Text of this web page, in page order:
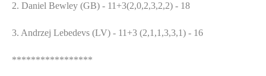
2. Daniel Bewley (GB) - 11 +3(2,0,2,3,2,2) - 18
3. Andrzej Lebedevs (LV) - 11 +3 (2,1,1,3,3,1) - 16
*****************